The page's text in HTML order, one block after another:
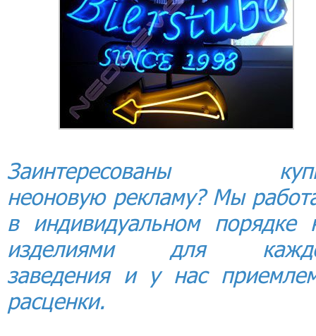
Заинтересованы
неоновую рекламу? Мы
в индивидуальном порядке
изделиями для
заведения и у нас
расценки.